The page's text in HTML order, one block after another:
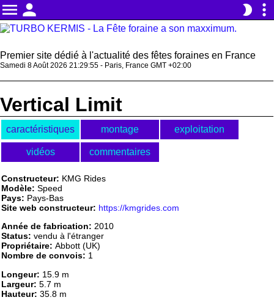
menu person brightness_2 more_vert
Premier site dédié à l'actualité des fêtes foraines en France
Samedi 8 Août 2026 21:29:55 - Paris, France GMT +02:00
Vertical Limit
caractéristiques montage exploitation
vidéos commentaires
Constructeur: KMG Rides
Modèle: Speed
Pays: Pays-Bas
Site web constructeur: https://kmgrides.com
Année de fabrication: 2010
Status: vendu à l'étranger
Propriétaire: Abbott (UK)
Nombre de convois: 1
Longeur: 15.9 m
Largeur: 5.7 m
Hauteur: 35.8 m